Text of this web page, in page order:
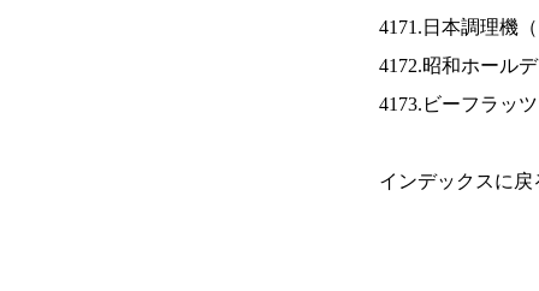
4171.日本調理機（
4172.昭和ホール
4173.ビーフラッ
インデックスに戻